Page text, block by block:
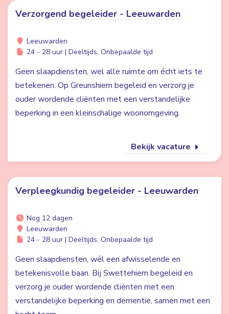
Verzorgend begeleider - Leeuwarden
Leeuwarden
24 - 28 uur | Deeltijds, Onbepaalde tijd
Geen slaapdiensten, wel alle ruimte om écht iets te
betekenen. Op Greunshiem begeleid en verzorg je
ouder wordende cliënten met een verstandelijke
beperking in een kleinschalige woonomgeving.
Bekijk vacature
Verpleegkundig begeleider - Leeuwarden
Nog 12 dagen
Leeuwarden
24 - 28 uur | Deeltijds, Onbepaalde tijd
Geen slaapdiensten, wél een afwisselende en
betekenisvolle baan. Bij Swettehiem begeleid en
verzorg je ouder wordende cliënten met een
verstandelijke beperking en dementie, samen met een